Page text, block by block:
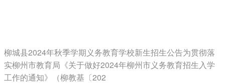
柳城县2024年秋季学期义务教育学校新生招生公告为贯彻落
实柳州市教育局《关于做好2024年柳州市义务教育招生入学
工作的通知》（柳教基〔202